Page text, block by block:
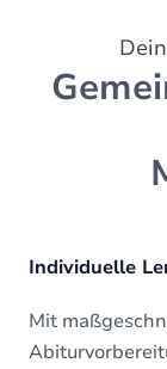
Individuelle
Mit